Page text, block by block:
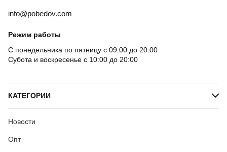
info@pobedov.com
Режим работы
С понедельника по пятницу с 09:00 до 20:00
Субота и воскресенье с 10:00 до 20:00
КАТЕГОРИИ
Новости
Опт